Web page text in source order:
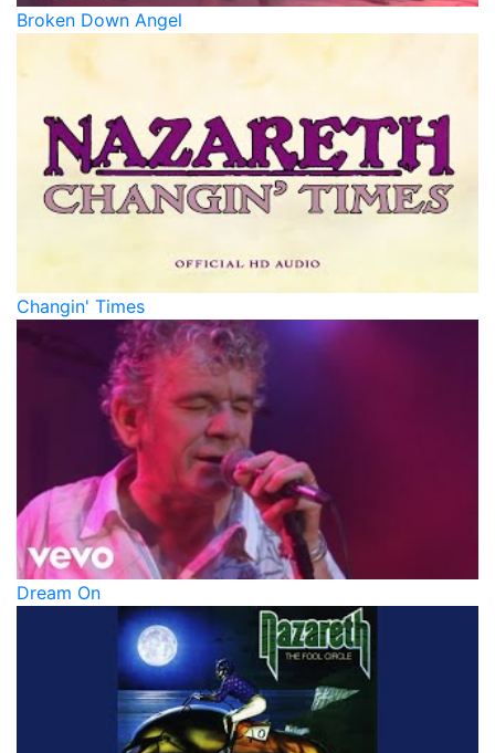
Broken Down Angel
Changin' Times
Dream On